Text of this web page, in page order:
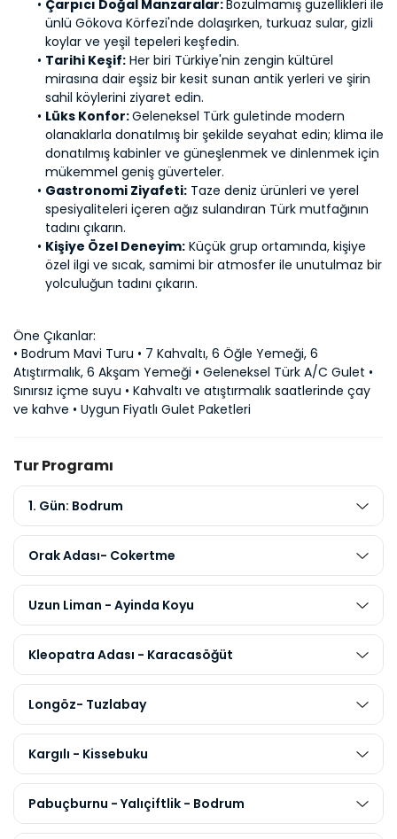
Çarpıcı Doğal Manzaralar: Bozulmamış güzellikleri ile
ünlü Gökova Körfezi'nde dolaşırken, turkuaz sular, gizli
koylar ve yeşil tepeleri keşfedin.
Tarihi Keşif: Her biri Türkiye'nin zengin kültürel
mirasına dair eşsiz bir kesit sunan antik yerleri ve şirin
sahil köylerini ziyaret edin.
Lüks Konfor: Geleneksel Türk guletinde modern
olanaklarla donatılmış bir şekilde seyahat edin; klima ile
donatılmış kabinler ve güneşlenmek ve dinlenmek için
mükemmel geniş güverteler.
Gastronomi Ziyafeti: Taze deniz ürünleri ve yerel
spesiyaliteleri içeren ağız sulandıran Türk mutfağının
tadını çıkarın.
Kişiye Özel Deneyim: Küçük grup ortamında, kişiye
özel ilgi ve sıcak, samimi bir atmosfer ile unutulmaz bir
yolculuğun tadını çıkarın.
Öne Çıkanlar:
• Bodrum Mavi Turu • 7 Kahvaltı, 6 Öğle Yemeği, 6
Atıştırmalık, 6 Akşam Yemeği • Geleneksel Türk A/C Gulet •
Sınırsız içme suyu • Kahvaltı ve atıştırmalık saatlerinde çay
ve kahve • Uygun Fiyatlı Gulet Paketleri
Tur Programı
1. Gün: Bodrum
Orak Adası- Cokertme
Uzun Liman - Ayinda Koyu
Kleopatra Adası - Karacasöğüt
Longöz- Tuzlabay
Kargılı - Kissebuku
Pabuçburnu - Yalıçiftlik - Bodrum